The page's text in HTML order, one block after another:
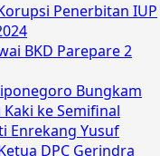
Penerbitan IUP
BKD Parepare 2
Bungkam
ke Semifinal
Enrekang Yusuf
DPC Gerindra